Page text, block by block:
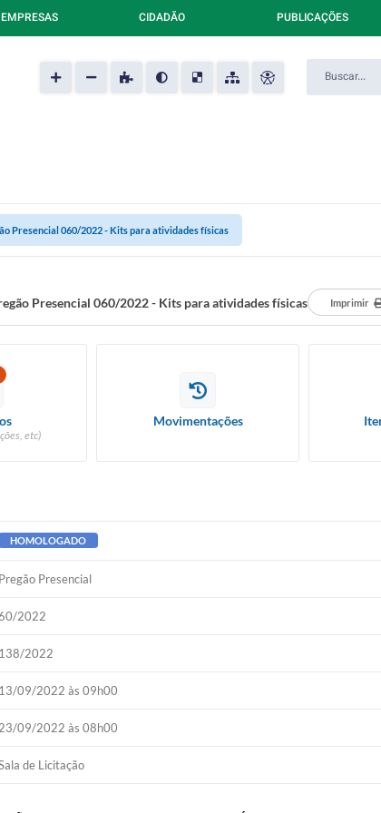
EMPRESAS CIDADÃO PUBLICAÇÕES
Presencial 060/2022 - Kits para atividades físicas
Presencial 060/2022 - Kits para atividades físicas Imprimir
etc)
Movimentações
HOMOLOGADO
Pregão Presencial
2022
138/2022
13/09/2022 às 09h00
23/09/2022 às 08h00
de Licitação